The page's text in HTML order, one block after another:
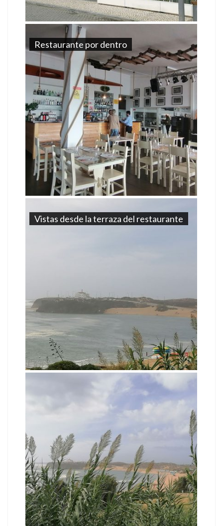
Restaurante por dentro
Vistas desde la terraza del restaurante